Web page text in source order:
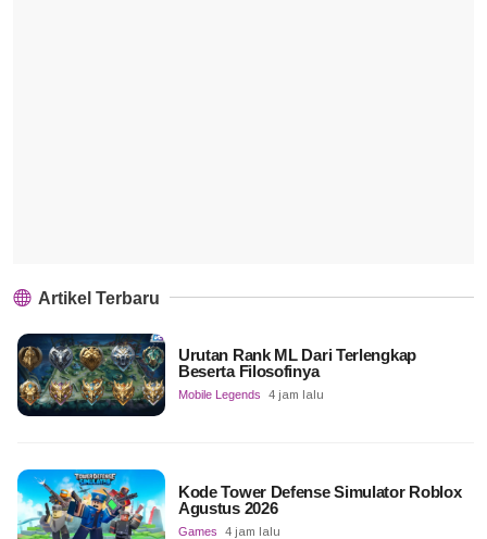
Artikel Terbaru
Urutan Rank ML Dari Terlengkap
Beserta Filosofinya
Mobile Legends 4 jam lalu
Kode Tower Defense Simulator Roblox
Agustus 2026
Games 4 jam lalu